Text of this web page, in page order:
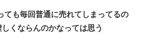
ても毎回普通に売れてしまってるの
しくならんのかなっては思う